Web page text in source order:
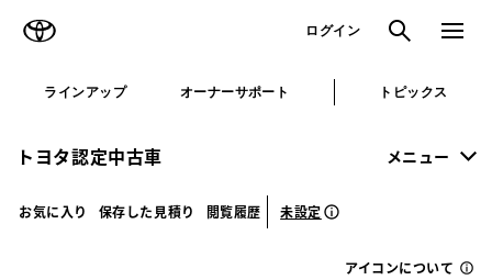
ログイン 検索 メニュ
ラインアップ オーナーサポート トピックス
トヨタ認定中古車 メニュー
お気に入り 保存した見積り 閲覧履歴 未設定
アイコンについて